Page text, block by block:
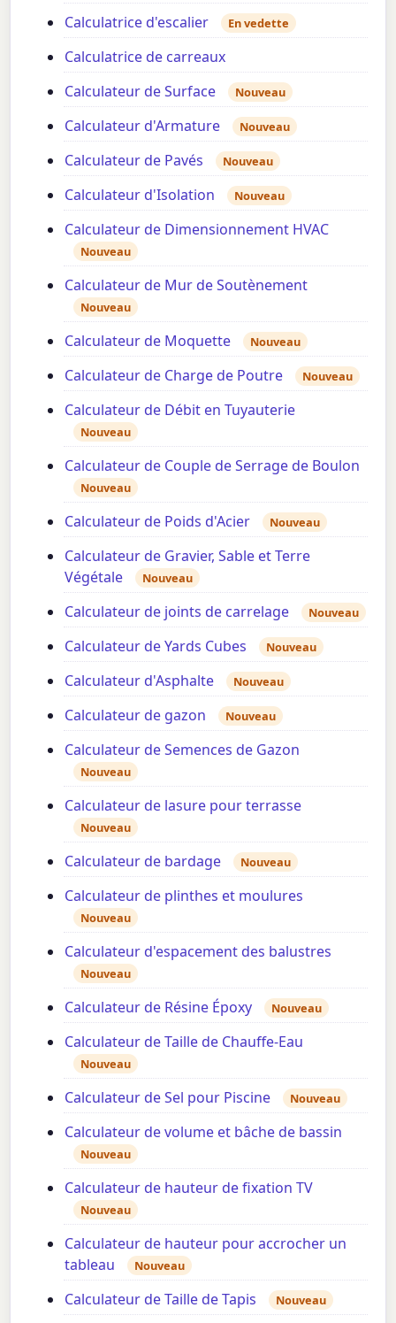
Calculatrice d'escalier En vedette
Calculatrice de carreaux
Calculateur de Surface
Nouveau
Calculateur d'Armature Nouveau
Calculateur de Pavés Nouveau
Calculateur d'Isolation Nouveau
Calculateur de Dimensionnement HVAC
Nouveau
Calculateur de Mur de Soutènement
Nouveau
Calculateur de Moquette Nouveau
Calculateur de Charge de Poutre Nouveau
Calculateur de Débit en Tuyauterie
Nouveau
Calculateur de Couple de Serrage de Boulon
Nouveau
Calculateur de Poids d'Acier Nouveau
Calculateur de Gravier, Sable et Terre
Végétale
Nouveau
Calculateur de joints de carrelage Nouveau
Calculateur de Yards Cubes Nouveau
Calculateur d'Asphalte Nouveau
Calculateur de gazon Nouveau
Calculateur de Semences de Gazon
Nouveau
Calculateur de lasure pour terrasse
Nouveau
Calculateur de bardage Nouveau
Calculateur de plinthes et moulures
Nouveau
Calculateur d'espacement des balustres
Nouveau
Calculateur de Résine Époxy Nouveau
Calculateur de Taille de Chauffe-Eau
Nouveau
Calculateur de Sel pour Piscine Nouveau
Calculateur de volume et bâche de bassin
Nouveau
Calculateur de hauteur de fixation TV
Nouveau
Calculateur de hauteur pour accrocher un
tableau
Nouveau
Calculateur de Taille de Tapis Nouveau